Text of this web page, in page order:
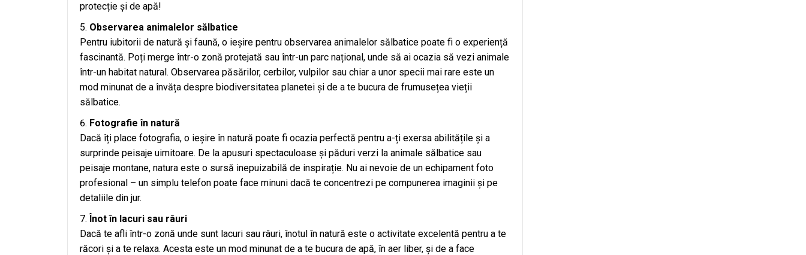
protecție și de apă!
Observarea animalelor sălbatice
Pentru iubitorii de natură și faună, o ieșire pentru observarea animalelor sălbatice poate fi o experiență
fascinantă. Poți merge într-o zonă protejată sau într-un parc național, unde să ai ocazia să vezi animale
într-un habitat natural. Observarea păsărilor, cerbilor, vulpilor sau chiar a unor specii mai rare este un
mod minunat de a învăța despre biodiversitatea planetei și de a te bucura de frumusețea vieții
sălbatice.
Fotografie în natură
Dacă îți place fotografia, o ieșire în natură poate fi ocazia perfectă pentru a-ți exersa abilitățile și a
surprinde peisaje uimitoare. De la apusuri spectaculoase și păduri verzi la animale sălbatice sau
peisaje montane, natura este o sursă inepuizabilă de inspirație. Nu ai nevoie de un echipament foto
profesional – un simplu telefon poate face minuni dacă te concentrezi pe compunerea imaginii și pe
detaliile din jur.
Înot în lacuri sau râuri
Dacă te afli într-o zonă unde sunt lacuri sau râuri, înotul în natură este o activitate excelentă pentru a te
răcori și a te relaxa. Acesta este un mod minunat de a te bucura de apă, în aer liber, și de a face